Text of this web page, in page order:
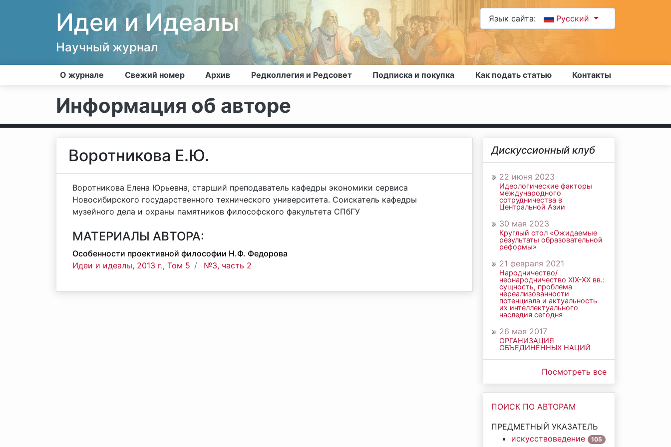
Идеи и Идеалы
Научный журнал
Язык сайта: Русский
О журнале Свежий номер Архив Редколлегия и Редсовет Подписка и покупка Как подать статью Контакты
Информация об авторе
Воротникова Е.Ю.
Воротникова Елена Юрьевна, старший преподаватель кафедры экономики сервиса
Новосибирского государственного технического университета. Соискатель кафедры
музейного дела и охраны памятников философского факультета СПбГУ
МАТЕРИАЛЫ АВТОРА:
Особенности проективной философии Н.Ф. Федорова
Идеи и идеалы, 2013 г., Том 5
№3, часть 2
Дискуссионный клуб
22 июня 2023
Идеологические факторы
международного
сотрудничества в
Центральной Азии
30 мая 2023
Круглый стол «Ожидаемые
результаты образовательной
реформы»
21 февраля 2021
Народничество/
неонародничество ХIХ-ХХ вв.:
сущность, проблема
нереализованности
потенциала и актуальность
их интеллектуального
наследия сегодня
26 мая 2017
ОРГАНИЗАЦИЯ
ОБЪЕДИНЁННЫХ НАЦИЙ
Посмотреть все
ПОИСК ПО АВТОРАМ
ПРЕДМЕТНЫЙ УКАЗАТЕЛЬ
искусствоведение
105